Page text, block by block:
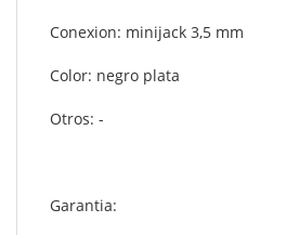
Conexion: minijack 3,5 mm
Color: negro plata
Otros: -
Garantia: